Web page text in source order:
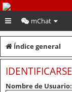
mChat
Índice general
IDENTIFICARSE
Nombre de Usuario: